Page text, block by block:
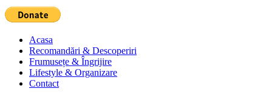
Acasa
Recomandări & Descoperiri
Frumusețe & Îngrijire
Lifestyle & Organizare
Contact